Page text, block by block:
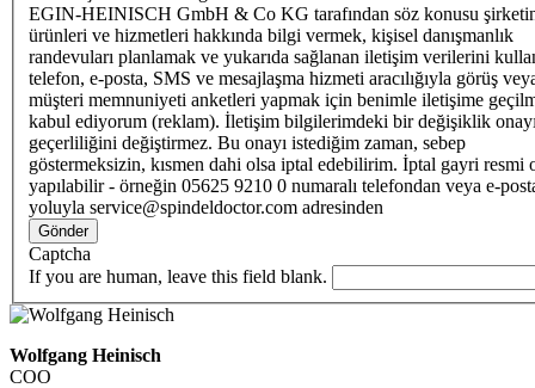
EGIN-HEINISCH GmbH & Co KG tarafından söz konusu
ürünleri ve hizmetleri hakkında bilgi vermek, kişisel danışmanlık
randevuları planlamak ve yukarıda sağlanan iletişim verilerini
telefon, e-posta, SMS ve mesajlaşma hizmeti aracılığıyla görüş
müşteri memnuniyeti anketleri yapmak için benimle iletişime
kabul ediyorum (reklam). İletişim bilgilerimdeki bir değişiklik
geçerliliğini değiştirmez. Bu onayı istediğim zaman, sebep
göstermeksizin, kısmen dahi olsa iptal edebilirim. İptal gayri resmi
yapılabilir - örneğin 05625 9210 0 numaralı telefondan veya e-
yoluyla service@spindeldoctor.com adresinden
Gönder
Captcha
If you are human, leave this field blank.
Wolfgang Heinisch
COO